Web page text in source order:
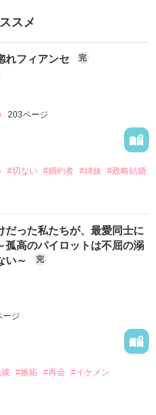
スメ
れフィアンセ 完
203ページ
#切ない #婚約者 #姉妹 #政略結婚
しないと
だった私たちが、最愛同士に
孤高のパイロットは不屈の溺
い～
完
ージ
#嫉妬 #再会 #イケメン